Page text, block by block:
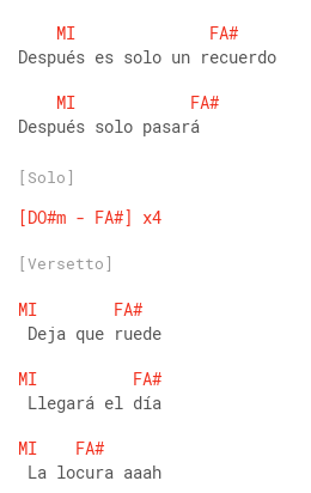
MI
FA#
Después es solo un recuerdo
MI
FA#
Después solo pasará
[Solo]
[DO#m - FA#] x4
[Versetto]
MI
FA#
Deja que ruede
MI
FA#
Llegará el día
MI
FA#
La locura aaah